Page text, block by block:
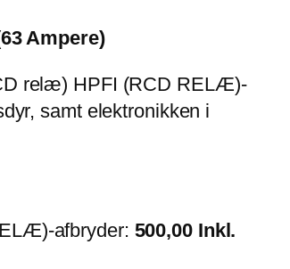
Ampere)
relæ) HPFI (RCD RELÆ)-
samt elektronikken i
afbryder: 500,00 Inkl.